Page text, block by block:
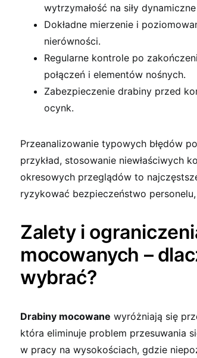
wytrzymałość na siły
Dokładne mierzenie i
nierówności.
Regularne kontrole po
połączeń i elementów nośnych.
Zabezpieczenie drabiny przed
ocynk.
Przeanalizowanie typowych błędów
przykład, stosowanie niewłaściwych
okresowych przeglądów to
ryzykować bezpieczeństwo
Zalety i
mocowanych –
wybrać?
Drabiny mocowane wyróżniają się
która eliminuje problem przesuwania
w pracy na wysokościach, gdzie